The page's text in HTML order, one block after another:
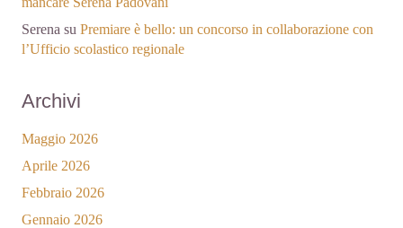
Serena su Premiare è bello: un concorso in collaborazione con
l’Ufficio scolastico regionale
Archivi
Maggio 2026
Aprile 2026
Febbraio 2026
Gennaio 2026